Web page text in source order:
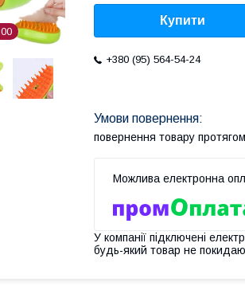
00
Купити
+380 (95) 564-54-24
повернення товару
У компанії підключені
будь-який товар не